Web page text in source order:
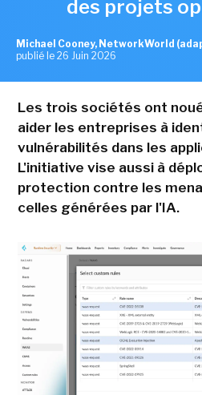
des projets
Michael Cooney, NetworkWorld
publié le 26 Juin 2026
Les trois sociétés ont
aider les entreprises à
vulnérabilités dans les
L'initiative vise aussi à
protection contre les
celles générées par l'IA.